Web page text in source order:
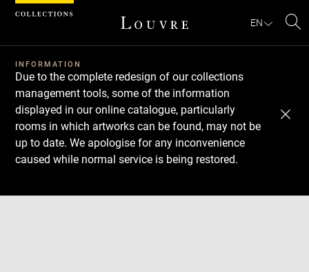
EN
INFORMATION
Due to the complete redesign of our collections
management tools, some of the information
displayed in our online catalogue, particularly
rooms in which artworks can be found, may not be
up to date. We apologise for any inconvenience
caused while normal service is being restored.
Download
Next
Previous
Cookies management panel